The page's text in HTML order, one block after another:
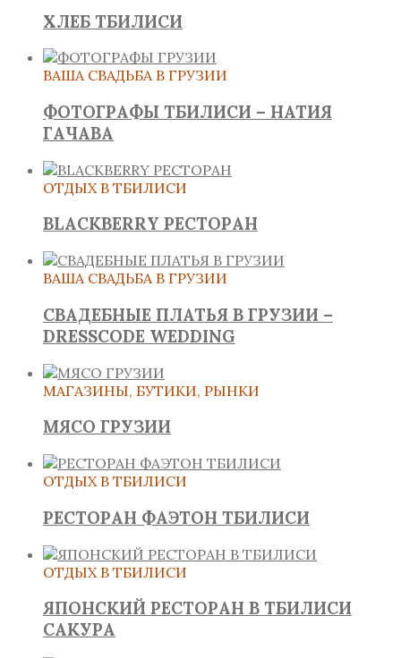
ХЛЕБ ТБИЛИСИ
ВАША СВАДЬБА В ГРУЗИИ
ФОТОГРАФЫ ТБИЛИСИ – НАТИЯ
ГАЧАВА
ОТДЫХ В ТБИЛИСИ
BLACKBERRY РЕСТОРАН
ВАША СВАДЬБА В ГРУЗИИ
СВАДЕБНЫЕ ПЛАТЬЯ В ГРУЗИИ –
DRESSCODE WEDDING
МАГАЗИНЫ, БУТИКИ, РЫНКИ
МЯСО ГРУЗИИ
ОТДЫХ В ТБИЛИСИ
РЕСТОРАН ФАЭТОН ТБИЛИСИ
ОТДЫХ В ТБИЛИСИ
ЯПОНСКИЙ РЕСТОРАН В ТБИЛИСИ
САКУРА